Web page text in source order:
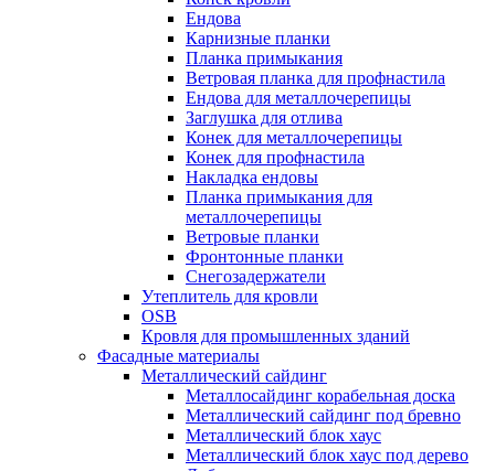
Ендова
Карнизные планки
Планка примыкания
Ветровая планка для профнастила
Ендова для металлочерепицы
Заглушка для отлива
Конек для металлочерепицы
Конек для профнастила
Накладка ендовы
Планка примыкания для
металлочерепицы
Ветровые планки
Фронтонные планки
Снегозадержатели
Утеплитель для кровли
OSB
Кровля для промышленных зданий
Фасадные материалы
Металлический сайдинг
Металлосайдинг корабельная доска
Металлический сайдинг под бревно
Металлический блок хаус
Металлический блок хаус под дерево